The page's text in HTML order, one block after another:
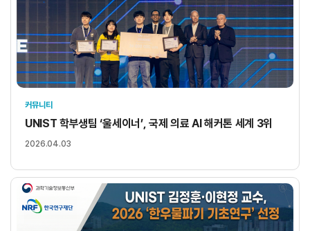
커뮤니티
UNIST 학부생팀 ‘울세이너’, 국제 의료 AI 해커톤 세계 3위
2026.04.03